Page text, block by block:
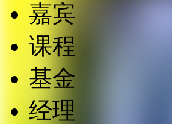
嘉宾
课程
基金
经理